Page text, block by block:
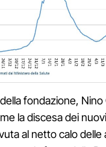
fondazione,
la discesa dei
al netto calo